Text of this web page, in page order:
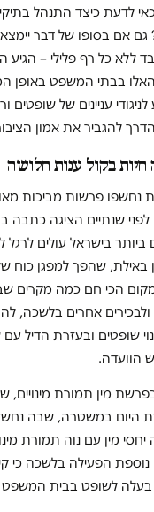
לדעת כיצד התנהל
גם אם בסופו של דבר
ללא כל רף פלילי – הגיע
בבתי המשפט באופן
עניינים של שופטים
להגביר את אמון
חיות בקול ענות חלושה
נחשפו פרשות מביכות
שנתיים הציגה כתבה
בישראל עולים לרגל
באילת, שהפך למפגן כוח
הכי חם כמה מקרים
ולבכירים אחרים בלשכה,
שופטים ובעזרת הדיל
הוועדה.
מין תמורת מינויים,
היום במשטרה, שבה
יחסי מין עם נוה תמורת
הפעילה בלשכה כי
בעלה לשופט בבית המשפט